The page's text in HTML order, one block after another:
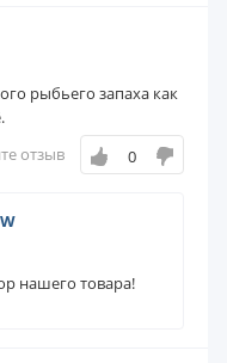
рыбьего запаха как
отзыв 0
нашего товара!